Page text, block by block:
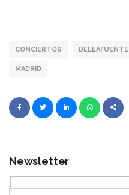
CONCIERTOS DELLAFUENTE
MADRID
Newsletter